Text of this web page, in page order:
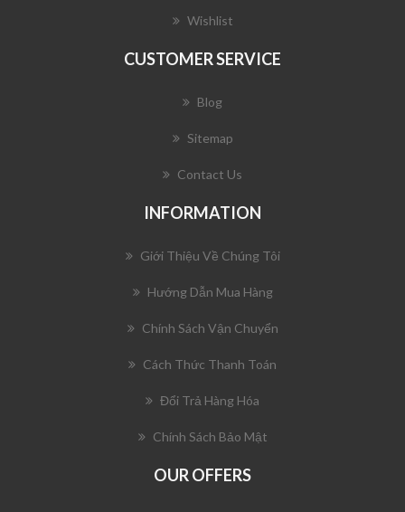
Wishlist
CUSTOMER SERVICE
Blog
Sitemap
Contact Us
INFORMATION
Giới Thiệu Về Chúng Tôi
Hướng Dẫn Mua Hàng
Chính Sách Vận Chuyển
Cách Thức Thanh Toán
Đổi Trả Hàng Hóa
Chính Sách Bảo Mật
OUR OFFERS